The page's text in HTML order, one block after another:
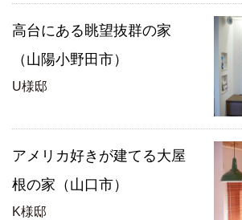
高台にある眺望抜群の家
（山陽小野田市）
U様邸
アメリカ好きが建てる大屋
根の家（山口市）
K様邸